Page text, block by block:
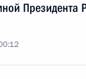
Президента